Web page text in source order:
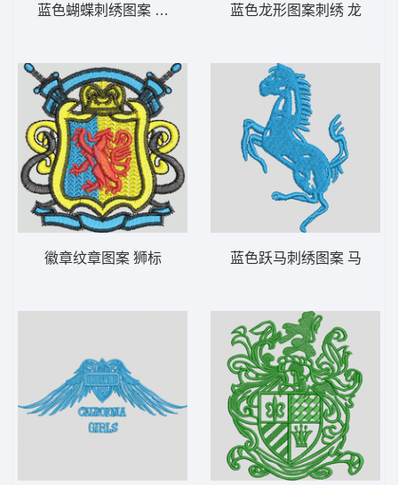
蓝色蝴蝶刺绣图案 蝴蝶
徽章纹章图案 狮标
蓝色龙形图案刺绣 龙
蓝色跃马刺绣图案 马